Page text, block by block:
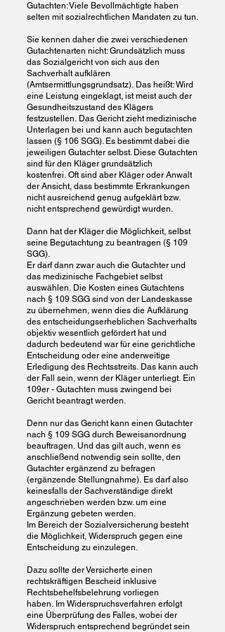
Gutachten: Viele Bevollmächtigte haben
selten mit sozialrechtlichen Mandaten zu tun.
Sie kennen daher die zwei verschiedenen
Gutachtenarten nicht: Grundsätzlich muss
das Sozialgericht von sich aus den
Sachverhalt aufklären
(Amtsermittlungsgrundsatz). Das heißt: Wird
eine Leistung eingeklagt, ist meist auch der
Gesundheitszustand des Klägers
festzustellen. Das Gericht zieht medizinische
Unterlagen bei und kann auch begutachten
lassen (§ 106 SGG). Es bestimmt dabei die
jeweiligen Gutachter selbst. Diese Gutachten
sind für den Kläger grundsätzlich
kostenfrei. Oft sind aber Kläger oder Anwalt
der Ansicht, dass bestimmte Erkrankungen
nicht ausreichend genug aufgeklärt bzw.
nicht entsprechend gewürdigt wurden.
Dann hat der Kläger die Möglichkeit, selbst
seine Begutachtung zu beantragen (§ 109
SGG).
Er darf dann zwar auch die Gutachter und
das medizinische Fachgebiet selbst
auswählen. Die Kosten eines Gutachtens
nach § 109 SGG sind von der Landeskasse
zu übernehmen, wenn dies die Aufklärung
des entscheidungserheblichen Sachverhalts
objektiv wesentlich gefördert hat und
dadurch bedeutend war für eine gerichtliche
Entscheidung oder eine anderweitige
Erledigung des Rechtsstreits. Das kann auch
der Fall sein, wenn der Kläger unterliegt. Ein
109er - Gutachten muss zwingend bei
Gericht beantragt werden.
Denn nur das Gericht kann einen Gutachter
nach § 109 SGG durch Beweisanordnung
beauftragen. Und das gilt auch, wenn es
anschließend notwendig sein sollte, den
Gutachter ergänzend zu befragen
(ergänzende Stellungnahme). Es darf also
keinesfalls der Sachverständige direkt
angeschrieben werden bzw. um eine
Ergänzung gebeten werden.
Im Bereich der Sozialversicherung besteht
die Möglichkeit, Widerspruch gegen eine
Entscheidung zu einzulegen.
Dazu sollte der Versicherte einen
rechtskräftigen Bescheid inklusive
Rechtsbehelfsbelehrung vorliegen
haben. Im Widerspruchsverfahren erfolgt
eine Überprüfung des Falles, wobei der
Widerspruch entsprechend begründet sein